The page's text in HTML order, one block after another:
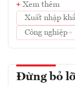
Xem thêm
Xuất nhập
Công nghiệp
Đừng bỏ lỡ